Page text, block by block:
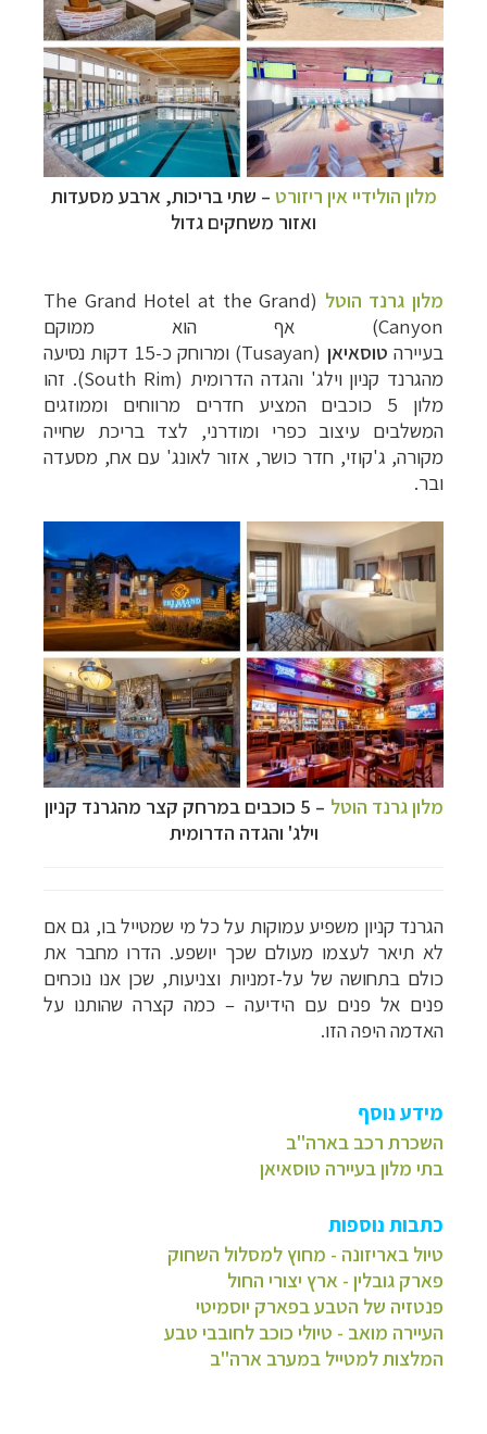
מלון הולידיי אין ריזורט – שתי בריכות, ארבע מסעדות
ואזור משחקים גדול
מלון גרנד הוטל (
The Grand Hotel at the Grand
Canyon) אף הוא ממוקם
בעיירה טוסאיאן (Tusayan)
ומרוחק כ-15 דקות נסיעה
מהגרנד קניון וילג' והגדה הדרומית (South Rim). זהו
מלון 5 כוכבים המציע חדרים מרווחים וממוזגים
המשלבים עיצוב כפרי ומודרני, לצדבריכת שחייה
מקורה, ג'קוזי, חדר כושר, אזור לאונג' עם אח, מסעדה
ובר.
מלון גרנד הוטל –
מהגרנד קניון
וילג' והגדה הדרומית
הגרנד קניון משפיע עמוקות על כל מי שמטייל בו, גם אם
לא תיאר לעצמו מעולם שכך יושפע. הדרו מחבר את
כולם בתחושה של על-זמניות וצניעות, שכן אנו נוכחים
פנים אל פנים עם הידיעה – כמה קצרה שהותנו על
האדמה היפה הזו.
מידע נוסף
השכרת רכב בארה"ב
בתי מלון בעיירה טוסאיאן
כתבות נוספות
טיול באריזונה - מחוץ למסלול השחוק
פארק גובלין - ארץ יצורי החול
פנטזיה של הטבע בפארק יוסמיטי
העיירה מואב - טיולי כוכב לחובבי טבע
המלצות למטייל במערב ארה"ב